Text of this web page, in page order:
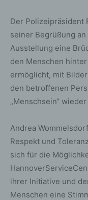
Der Polizeipräsident
seiner Begrüßung
Ausstellung eine
den Menschen
ermöglicht, mit
den betroffenen
„Menschsein“
Andrea
Respekt und
sich für die
ihrer Initiative und
Menschen eine